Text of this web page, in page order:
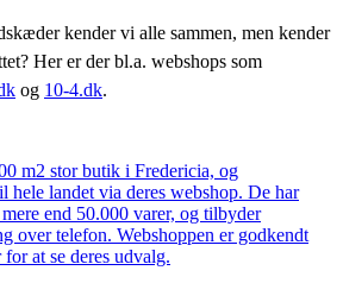
kender vi alle sammen, men kender
Her er der bl.a. webshops som
og 10-4.dk.
m2 stor butik i Fredericia, og
hele landet via deres webshop. De har
end 50.000 varer, og tilbyder
over telefon. Webshoppen er godkendt
at se deres udvalg.